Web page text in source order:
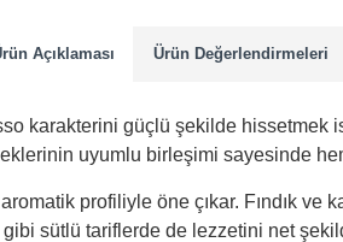
Açıklaması Ürün Değerlendirmeleri
karakterini güçlü şekilde hissetmek
uyumlu birleşimi sayesinde
profiliyle öne çıkar. Fındık
sütlü tariflerde de lezzetini net